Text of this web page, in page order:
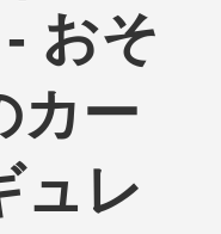
おそ
カー
ュレ